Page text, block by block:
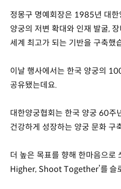
정몽구 명예회장은 1985년 대한
양궁의 저변 확대와 인재 발굴,
세계 최고가 되는 기반을 구축했
이날 행사에서는 한국 양궁의
공유됐는데요.
대한양궁협회는 한국 양궁 60주
건강하게 성장하는 양궁 문화 구
더 높은 목표를 향해 한마음으로
Higher, Shoot Together’를 슬